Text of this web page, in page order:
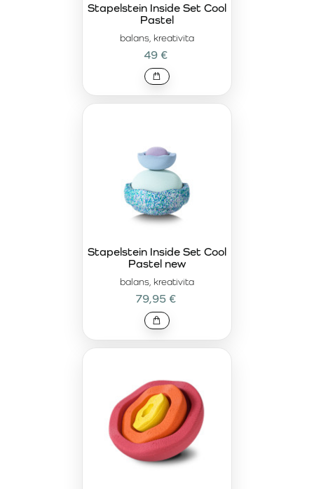
balans, kreativita
Stapelstein Inside Set Cool
Pastel
49 €
balans, kreativita
Stapelstein Inside Set Cool
Pastel new
79,95 €